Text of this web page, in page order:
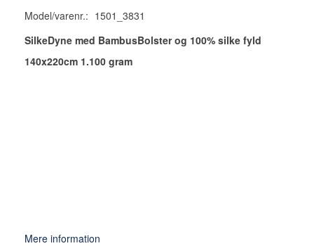
Model/varenr.: 1501_3831
SilkeDyne med BambusBolster og 100% silke fyld
140x220cm 1.100 gram
Mere information